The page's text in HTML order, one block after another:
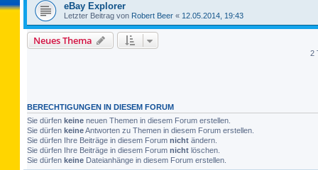
eBay Explorer
Letzter Beitrag von Robert Beer « 12.05.2014, 19:43
Neues Thema
2
BERECHTIGUNGEN IN DIESEM FORUM
Sie dürfen keine neuen Themen in diesem Forum erstellen.
Sie dürfen keineAntworten zu Themen in diesem Forum erstellen.
Sie dürfen Ihre Beiträge in diesem Forum nicht ändern.
Sie dürfen Ihre Beiträge in diesem Forum nicht löschen.
Sie dürfen keine Dateianhänge in diesem Forum erstellen.